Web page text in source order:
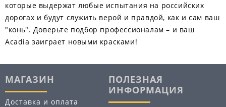
которые выдержат любые испытания на российских
дорогах и будут служить верой и правдой, как и сам ваш
"конь". Доверьте подбор профессионалам – и ваш
Acadia заиграет новыми красками!
МАГАЗИН
Доставка и оплата
ПОЛЕЗНАЯ
ИНФОРМАЦИЯ